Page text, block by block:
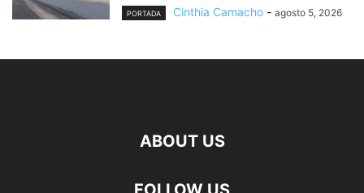
PORTADA Cinthia Camacho - agosto 5, 2026
ABOUT US